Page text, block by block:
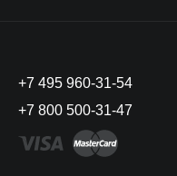
+7 495 960-31-54
+7 800 500-31-47